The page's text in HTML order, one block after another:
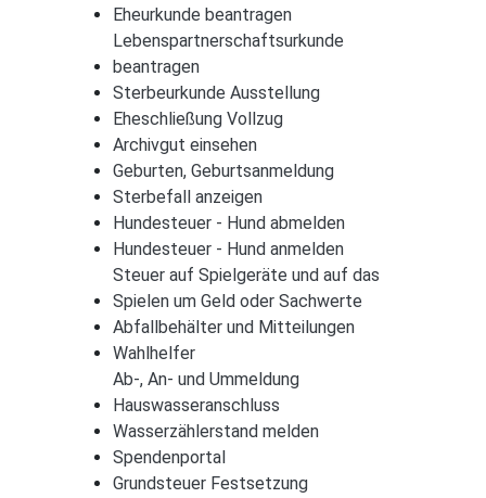
Eheurkunde beantragen
Lebenspartnerschaftsurkunde
beantragen
Sterbeurkunde Ausstellung
Eheschließung Vollzug
Archivgut einsehen
Geburten, Geburtsanmeldung
Sterbefall anzeigen
Hundesteuer - Hund abmelden
Hundesteuer - Hund anmelden
Steuer auf Spielgeräte und auf das
Spielen um Geld oder Sachwerte
Abfallbehälter und Mitteilungen
Wahlhelfer
Ab-, An- und Ummeldung
Hauswasseranschluss
Wasserzählerstand melden
Spendenportal
Grundsteuer Festsetzung